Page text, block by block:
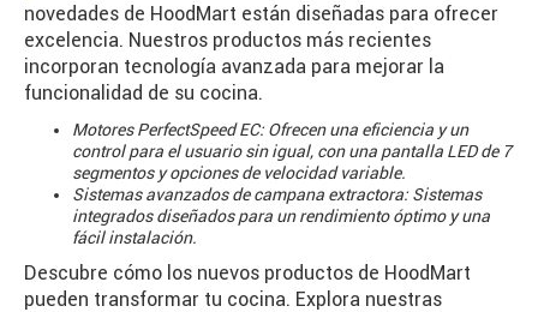
novedades de HoodMart están diseñadas para ofrecer
excelencia. Nuestros productos más recientes
incorporan tecnología avanzada para mejorar la
funcionalidad de su cocina.
Motores PerfectSpeed ​​EC: Ofrecen una eficiencia y un
control para el usuario sin igual, con una pantalla LED de 7
segmentos y opciones de velocidad variable.
Sistemas avanzados de campana extractora: Sistemas
integrados diseñados para un rendimiento óptimo y una
fácil instalación.
Descubre cómo los nuevos productos de HoodMart
pueden transformar tu cocina. Explora nuestras